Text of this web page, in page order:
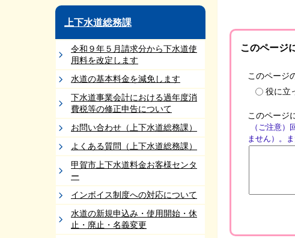
上下水道総務課
令和９年５月請求分から下水道使
用料を改定します
水道の基本料金を減免します
下水道事業会計における過年度消
費税等の修正申告について
お問い合わせ（上下水道総務課）
よくある質問（上下水道総務課）
甲賀市上下水道料金お客様センタ
ー
インボイス制度への対応について
水道の新規申込み・使用開始・休
止・廃止・名義変更
このページ
このページ
役に立
このページ
（ご注意
ません）。